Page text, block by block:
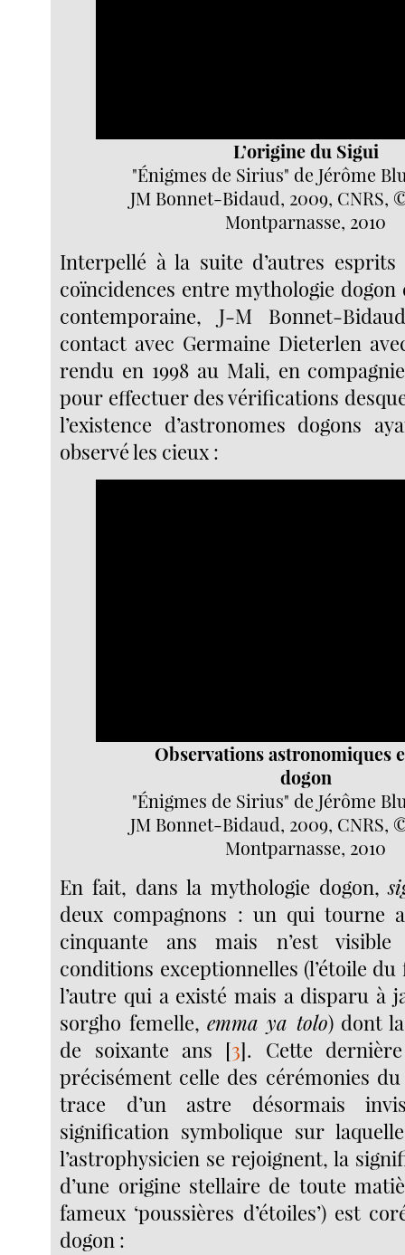
L’origine du Sigui
"Énigmes de Sirius" de Jérôme
JM Bonnet-Bidaud, 2009, CNRS,
Montparnasse, 2010
Interpellé à la suite d’autres
coïncidences entre mythologie dogon
contemporaine, J-M Bonnet-
contact avec Germaine Dieterlen
rendu en 1998 au Mali, en
pour effectuer des vérifications
l’existence d’astronomes dogons
observé les cieux :
Observations astronomiques
dogon
"Énigmes de Sirius" de Jérôme
JM Bonnet-Bidaud, 2009, CNRS,
Montparnasse, 2010
En fait, dans la mythologie dogon,
deux compagnons : un qui tourne
cinquante ans mais n’est
conditions exceptionnelles (l’étoile
l’autre qui a existé mais a disparu à
sorgho femelle, emma ya tolo) dont
de soixante ans [3]. Cette
précisément celle des cérémonies
trace d’un astre désormais
signification symbolique sur
l’astrophysicien se rejoignent, la
d’une origine stellaire de toute
fameux ‘poussières d’étoiles’) est
dogon :